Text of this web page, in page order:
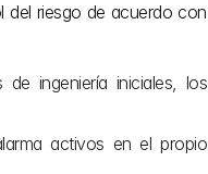
del riesgo de acuerdo con
ingeniería iniciales, los
activos en el propio